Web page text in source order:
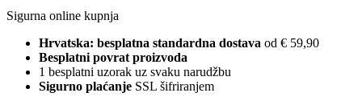
Sigurna online kupnja
Hrvatska: besplatna standardna dostava od € 59,90
Besplatni povrat proizvoda
1 besplatni uzorak uz svaku narudžbu
Sigurno plaćanje SSL šifriranjem